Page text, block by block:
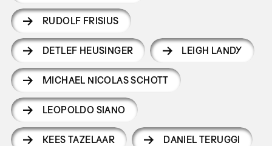
RUDOLF FRISIUS
DETLEF HEUSINGER LEIGH LANDY
MICHAEL NICOLAS SCHOTT
LEOPOLDO SIANO
KEES TAZELAAR DANIEL TERUGGI